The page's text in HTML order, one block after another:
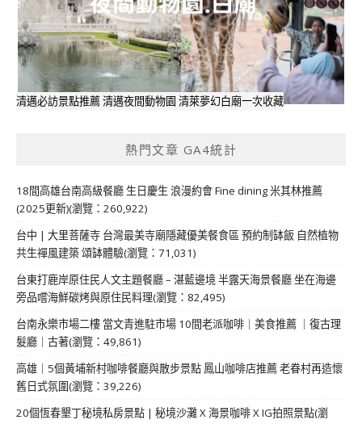
清邁必訪景點推薦 清邁夜間動物園 清萊夢幻白廟一次收藏
熱門文章 GA4統計
18間高雄台南高級餐廳 生日慶生 浪漫約會 Fine dining 米其林推薦
(2025更新)(瀏覽：260,922)
台中 | 大里菩薩寺 台灣最美寺廟隱藏優美餐食區 預約制缽飯 自然植物
共生禪風建築 頌缽體驗(瀏覽：71,031)
台東打鹿岸原住民人文主題餐廳 – 湛藍邊境 半露天海景餐廳 坐在海邊
旁品嚐海鮮碳烤與原住民料理(瀏覽：82,495)
台南永樂市場二樓 當文青進駐市場 10間老派咖啡｜美食推薦 ｜復古理
髮廳｜古著(瀏覽：49,861)
高雄｜5個黃埔新村咖啡餐廳與散步景點 鳳山咖啡店推薦 老眷村再造懷
舊日式氛圍(瀏覽：39,226)
20個恆春墾丁秘境私房景點 | 秘境沙灘 X 海景咖啡 X IG拍照景點(瀏